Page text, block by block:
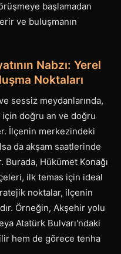
başlamadan
ve buluşmanın
Nabzı: Yerel
Noktaları
sessiz meydanlarında,
doğru an ve doğru
İlçenin merkezindeki
da akşam saatlerinde
Burada, Hükümet Konağı
ilk temas için ideal
noktalar, ilçenin
Örneğin, Akşehir yolu
Atatürk Bulvarı'ndaki
hem de görece tenha